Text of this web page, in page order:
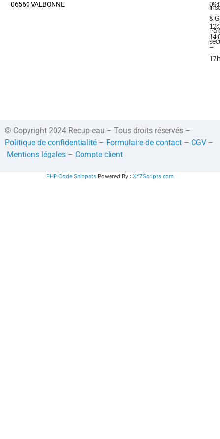
06560 VALBONNE
–
–
&
© Copyright 2024 Recup-eau – Tous droits réservés –
Politique de confidentialité – Formulaire de contact – CGV –
Mentions légales – Compte client
PHP Code Snippets Powered By : XYZScripts.com